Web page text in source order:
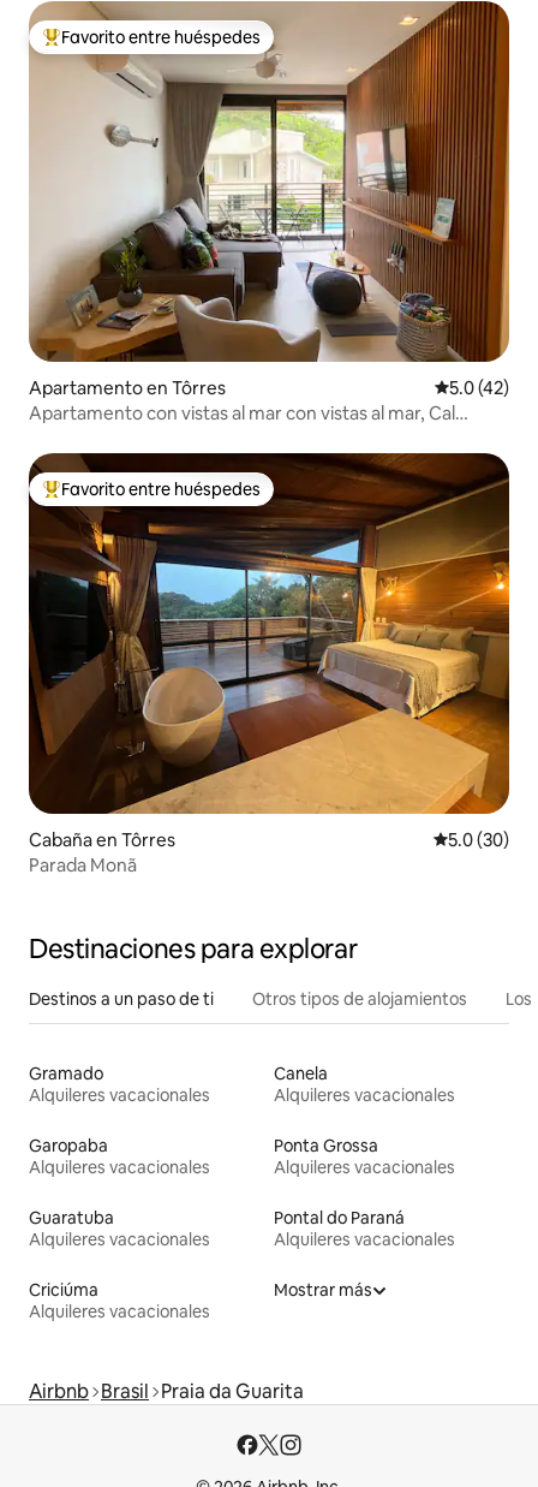
Favorito entre huéspedes preferido
Favorito entre huéspedes
Apartamento en Tôrres Calificación
5.0 (42)
Apartamento con vistas al mar con vistas al mar, Cal
Favorito entre huéspedes preferido
Favorito entre huéspedes
Cabaña en Tôrres Calificación
5.0 (30)
Parada Monã
Destinaciones para explorar
Destinos a un paso de ti Otros tipos de alojamientos
Gramado
Alquileres vacacionales
Canela
Alquileres vacacionales
Garopaba
Alquileres vacacionales
Ponta Grossa
Alquileres vacacionales
Guaratuba
Alquileres vacacionales
Pontal do Paraná
Alquileres vacacionales
Criciúma
Alquileres vacacionales
Mostrar más
Airbnb Brasil Praia da Guarita